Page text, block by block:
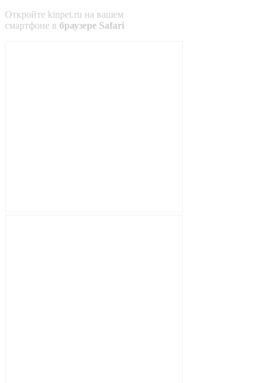
Откройте kinpet.ru на вашем
смартфоне в браузере Safari